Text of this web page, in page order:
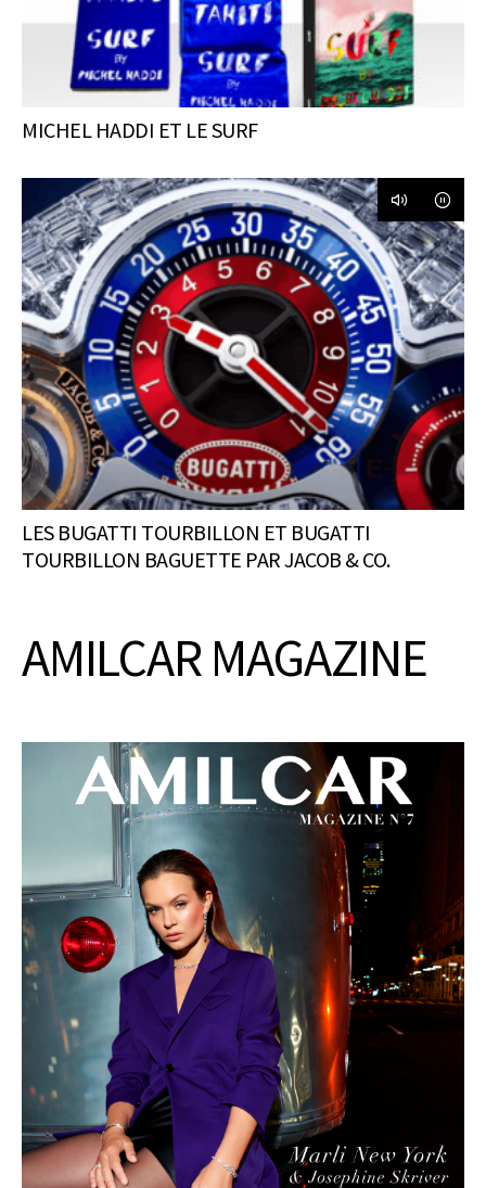
MICHEL HADDI ET LE SURF
LES BUGATTI TOURBILLON ET BUGATTI
TOURBILLON BAGUETTE PAR JACOB & CO.
AMILCAR MAGAZINE